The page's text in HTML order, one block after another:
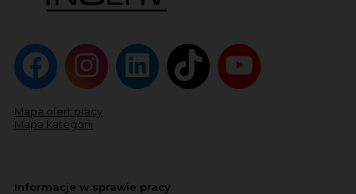
Mapa ofert pracy
Mapa kategorii
Informacje w sprawie pracy